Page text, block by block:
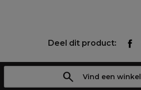
Deel dit product:
Vind een winkel